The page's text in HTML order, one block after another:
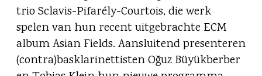
trio Sclavis-Pifarély-Courtois, die werk
spelen van hun recent uitgebrachte ECM
album Asian Fields. Aansluitend presenteren
(contra)basklarinettisten Oğuz Büyükberber